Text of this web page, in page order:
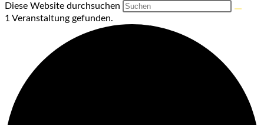
Diese Website durchsuchen
1 Veranstaltung gefunden.